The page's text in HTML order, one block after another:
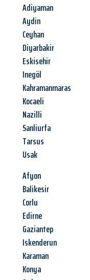
Adiyaman
Aydin
Ceyhan
Diyarbakir
Eskisehir
Inegöl
Kahramanmaras
Kocaeli
Nazilli
Sanliurfa
Tarsus
Usak
Afyon
Balikesir
Corlu
Edirne
Gaziantep
Iskenderun
Karaman
Konya